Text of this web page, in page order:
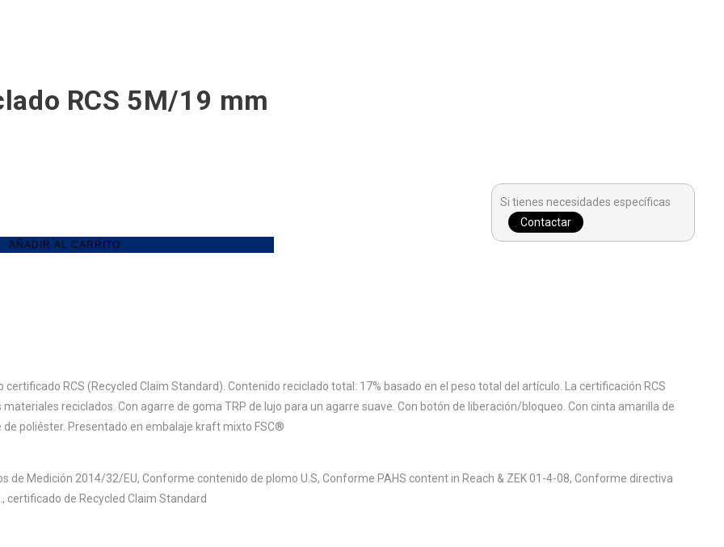
RCS 5M/19 mm
AÑADIR AL CARRITO
Si tienes necesidades específicas
Contactar
RCS (Recycled Claim Standard). Contenido reciclado total: 17% basado en el peso total del artículo. La certificación RCS
reciclados. Con agarre de goma TRP de lujo para un agarre suave. Con botón de liberación/bloqueo. Con cinta amarilla de
poliéster. Presentado en embalaje kraft mixto FSC®
Medición 2014/32/EU, Conforme contenido de plomo U.S, Conforme PAHS content in Reach & ZEK 01-4-08, Conforme directiva
certificado de Recycled Claim Standard